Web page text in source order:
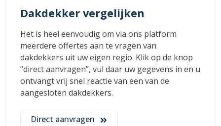
Dakdekker vergelijken
Het is heel eenvoudig om via ons platform
meerdere offertes aan te vragen van
dakdekkers uit uw eigen regio. Klik op de knop
“direct aanvragen”, vul daar uw gegevens in en u
ontvangt vrij snel reactie van een van de
aangesloten dakdekkers.
Direct aanvragen